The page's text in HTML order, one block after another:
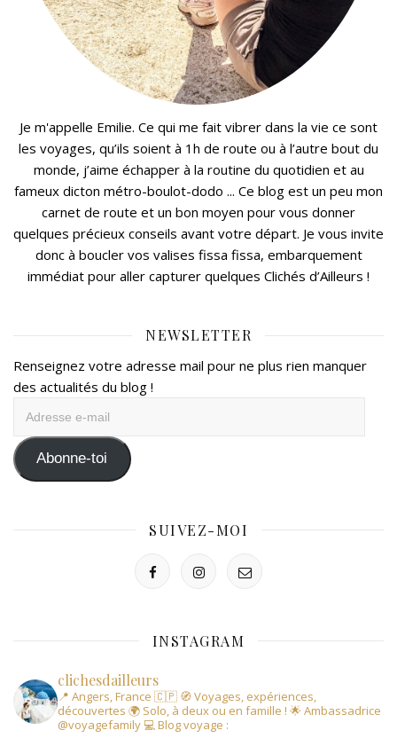
Je m'appelle Emilie. Ce qui me fait vibrer dans la vie ce sont
les voyages, qu’ils soient à 1h de route ou à l’autre bout du
monde, j’aime échapper à la routine du quotidien et au
fameux dicton métro-boulot-dodo ... Ce blog est un peu mon
carnet de route et un bon moyen pour vous donner
quelques précieux conseils avant votre départ. Je vous invite
donc à boucler vos valises fissa fissa, embarquement
immédiat pour aller capturer quelques Clichés d’Ailleurs !
NEWSLETTER
Renseignez votre adresse mail pour ne plus rien manquer
des actualités du blog !
mail Abonne-toi
SUIVEZ-MOI
INSTAGRAM
clichesdailleurs
📍 Angers, France 🇨🇵 🧭 Voyages, expériences,
découvertes 🌍 Solo, à deux ou en famille ! 🌟 Ambassadrice
@voyagefamily 💻 Blog voyage :